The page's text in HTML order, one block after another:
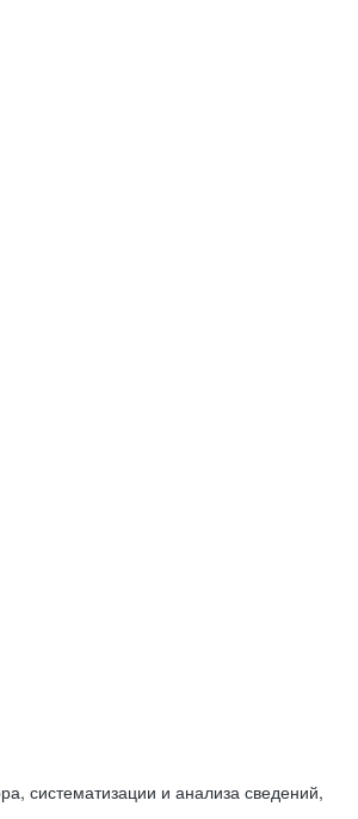
систематизации и анализа сведений,